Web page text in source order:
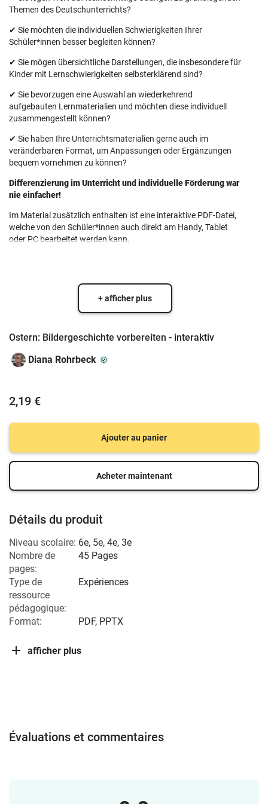
Themen des Deutschunterrichts?
✔ Sie möchten die individuellen Schwierigkeiten Ihrer
Schüler*innen besser begleiten können?
✔ Sie mögen übersichtliche Darstellungen, die insbesondere für
Kinder mit Lernschwierigkeiten selbsterklärend sind?
✔ Sie bevorzugen eine Auswahl an wiederkehrend
aufgebauten Lernmaterialien und möchten diese individuell
zusammengestellt können?
✔ Sie haben Ihre Unterrichtsmaterialien gerne auch im
veränderbaren Format, um Anpassungen oder Ergänzungen
bequem vornehmen zu können?
Differenzierung im Unterricht und individuelle Förderung war
nie einfacher!
Im Material zusätzlich enthalten ist eine interaktive PDF-Datei,
welche von den Schüler*innen auch direkt am Handy, Tablet
oder PC bearbeitet werden kann.
+ afficher plus
Ostern: Bildergeschichte vorbereiten - interaktiv
Diana Rohrbeck
2,19 €
Ajouter au panier
Acheter maintenant
Détails du produit
Niveau scolaire: 6e, 5e, 4e, 3e
Nombre de
pages:
45 Pages
Type de
ressource
pédagogique:
Expériences
Format: PDF, PPTX
afficher plus
Évaluations et commentaires